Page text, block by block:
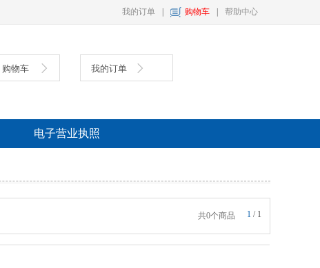
我的订单 购物车 帮助中心
购物车
我的订单
电子营业执照
共0个商品 1 / 1